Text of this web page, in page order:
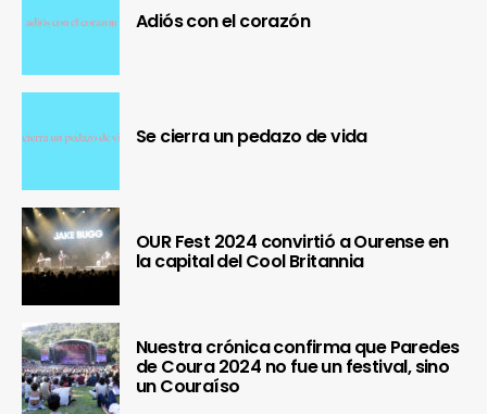
Adiós con el corazón
Se cierra un pedazo de vida
OUR Fest 2024 convirtió a Ourense en
la capital del Cool Britannia
Nuestra crónica confirma que Paredes
de Coura 2024 no fue un festival, sino
un Couraíso